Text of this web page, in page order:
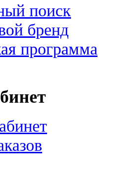
поиск
бренд
программа